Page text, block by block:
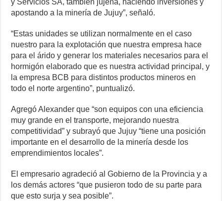
y Servicios SA, también jujeña, haciendo inversiones y
apostando a la minería de Jujuy”, señaló.
“Estas unidades se utilizan normalmente en el caso
nuestro para la explotación que nuestra empresa hace
para el árido y generar los materiales necesarios para el
hormigón elaborado que es nuestra actividad principal, y
la empresa BCB para distintos productos mineros en
todo el norte argentino”, puntualizó.
Agregó Alexander que “son equipos con una eficiencia
muy grande en el transporte, mejorando nuestra
competitividad” y subrayó que Jujuy “tiene una posición
importante en el desarrollo de la minería desde los
emprendimientos locales”.
El empresario agradeció al Gobierno de la Provincia y a
los demás actores “que pusieron todo de su parte para
que esto surja y sea posible”.